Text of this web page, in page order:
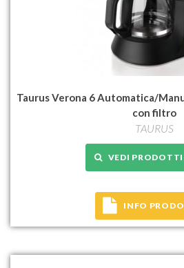
Taurus Verona 6 Automatica/
con filtro
TAURUS
VEDI
INFO